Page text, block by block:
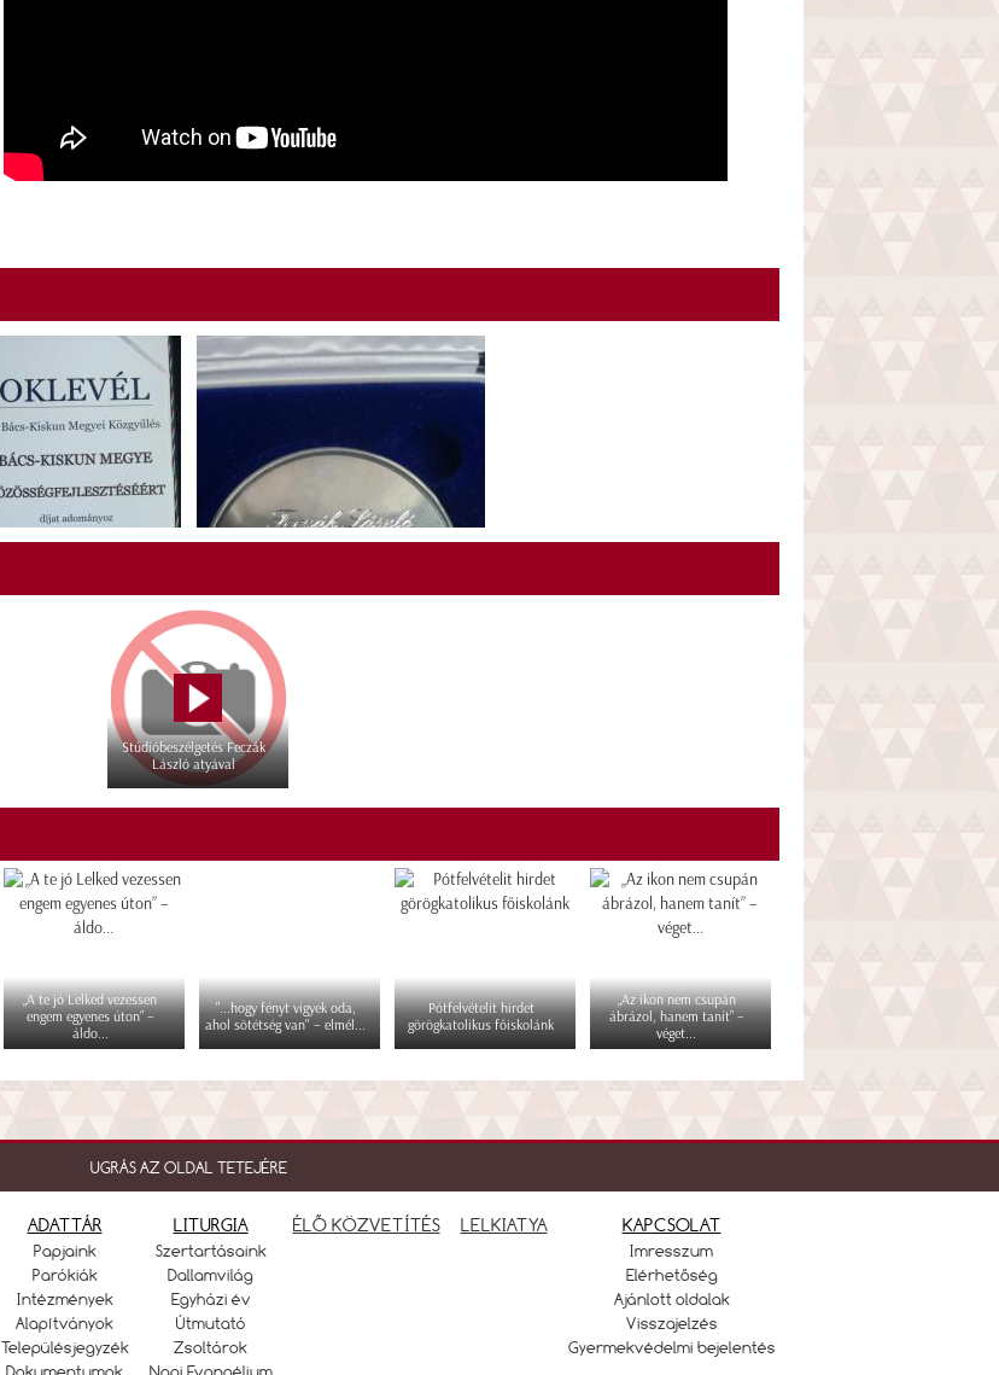
Stúdióbeszélgetés Feczák
László atyával
„A te jó Lelked vezessen
engem egyenes úton” –
áldo...
"...hogy fényt vigyek oda,
ahol sötétség van" – elmél...
Pótfelvételit hirdet
görögkatolikus főiskolánk
„Az ikon nem csupán
ábrázol, hanem tanít” –
véget...
UGRÁS AZ OLDAL TETEJÉRE
ADATTÁR
Papjaink
Parókiák
Intézmények
Alapítványok
Településjegyzék
Dokumentumok
LITURGIA
Szertartásaink
Dallamvilág
Egyházi év
Útmutató
Zsoltárok
Napi Evangélium
ÉLŐ KÖZVETÍTÉS LELKIATYA KAPCSOLAT
Imresszum
Elérhetőség
Ajánlott oldalak
Visszajelzés
Gyermekvédelmi bejelentés